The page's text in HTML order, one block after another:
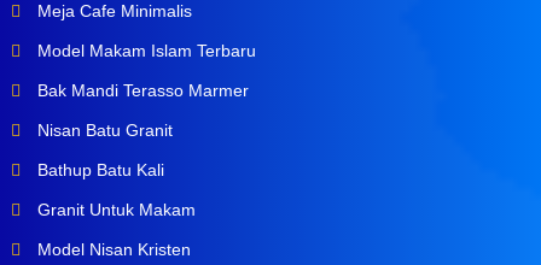
Meja Cafe Minimalis
Model Makam Islam Terbaru
Bak Mandi Terasso Marmer
Nisan Batu Granit
Bathup Batu Kali
Granit Untuk Makam
Model Nisan Kristen